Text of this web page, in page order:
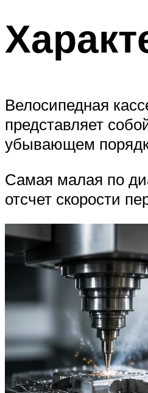
Велосипедная
представляет
убывающем
Самая малая по
отсчет скорости